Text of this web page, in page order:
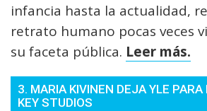
infancia hasta la actualidad,
retrato humano pocas veces
su faceta pública. Leer más.
3. MARIA KIVINEN DEJA YLE PARA
KEY STUDIOS